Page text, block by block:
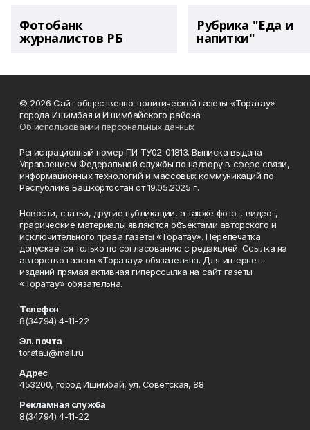
Фотобанк
журналистов РБ
Рубрика "Еда и
напитки"
© 2026 Сайт общественно-политической газеты «Торатау»
города Ишимбая и Ишимбайского района
Об использовании персональных данных
Регистрационный номер ПИ ТУ02-01813. Выписка выдана
Управлением Федеральной службы по надзору в сфере связи,
информационных технологий и массовых коммуникаций по
Республике Башкортостан от 19.05.2025 г.
Новости, статьи, другие публикации, а также фото-, видео-,
графические материалы являются объектами авторского и
исключительного права газеты «Торатау». Перепечатка
допускается только по согласованию с редакцией. Ссылка на
авторство газеты «Торатау» обязательна. Для интернет-
изданий прямая активная гиперссылка на сайт газеты
«Торатау» обязательна.
Телефон
8(34794) 4-11-22
Эл. почта
toratau@mail.ru
Адрес
453200, город Ишимбай, ул. Советская, 88
Рекламная служба
8(34794) 4-11-22